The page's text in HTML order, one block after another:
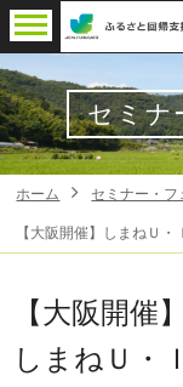
セミナ
ホーム セミナー・フ
【大阪開催】しまねＵ
【大阪開催】
しまねＵ・